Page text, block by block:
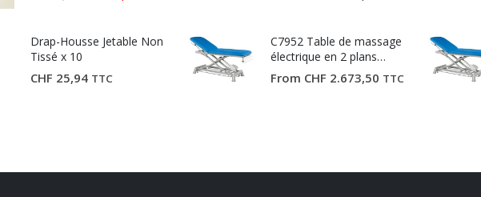
CHF 81,19. CHF 59,90.
Drap-Housse Jetable Non
Tissé x 10
CHF 25,94 TTC
C7952 Table de massage
électrique en 2 plans
Ecopostural
From CHF 2.673,50 TTC